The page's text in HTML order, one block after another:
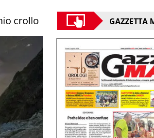
crollo GAZZETTA